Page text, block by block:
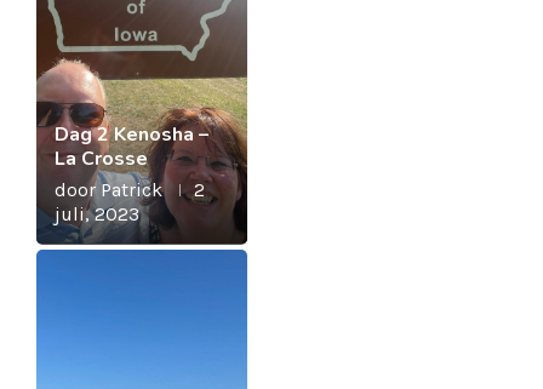
Dag 2 Kenosha –
La Crosse
door Patrick
2
juli, 2023